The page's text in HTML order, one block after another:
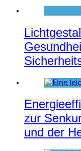
zur
und der